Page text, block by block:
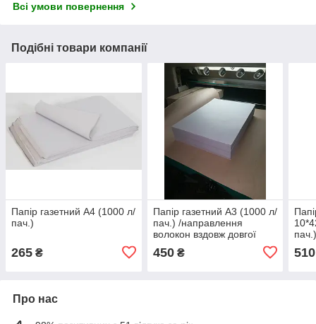
Всі умови повернення
Подібні товари компанії
Папір газетний А4 (1000 л/
пач.)
265 ₴
Папір газетний А3 (1000 л/
пач.) /направлення
волокон вздовж довгої
450₴ 510
Про нас